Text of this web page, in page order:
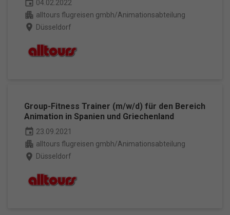
event 04.02.2022
apartment alltours flugreisen gmbh/Animationsabteilung
place Düsseldorf
Group-Fitness Trainer (m/w/d) für den Bereich
Animation in Spanien und Griechenland
event 23.09.2021
apartment alltours flugreisen gmbh/Animationsabteilung
place Düsseldorf
Zurück
Datenschutzeinstellungen
Essenziell (1)
Essenzielle Cookies ermöglichen grundlegende Funktionen und sind
für die einwandfreie Funktion der Website erforderlich.
Marketing (1)
Marketing-Cookies werden von Drittanbietern oder Publishern
verwendet, um personalisierte Werbung anzuzeigen. Sie tun dies, indem
sie Besucher über Websites hinweg verfolgen.
Cookie-Informationen anzeigen
powered by Borlabs Cookie